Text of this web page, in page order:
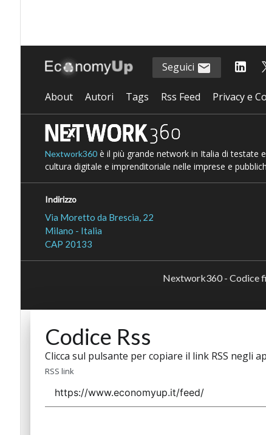
Seguici
About Autori Tags Rss Feed Privacy e
Nextwork360è il più grande network in Italia di testate
cultura digitale e imprenditoriale nelle imprese e
Indirizzo
Via Moretto da Brescia, 22
Milano - Italia
CAP 20133
Nextwork360 - Codice
Codice Rss
Clicca sul pulsante per copiare il link RSS negli
RSS link